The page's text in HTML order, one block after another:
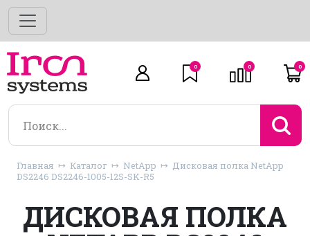
0 0 0
Главная Каталог NetApp
Дисковая полка NetApp
DS2246 DS2246-1005-12S-SK-R5
ДИСКОВАЯ ПОЛКА